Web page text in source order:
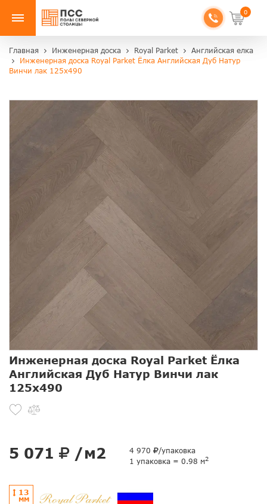
0
Главная Инженерная доска Royal Parket
Английская елка
Инженерная доска Royal Parket Ёлка Английская Дуб Натур
Винчи лак 125х490
Инженерная доска Royal Parket Ёлка
Английская Дуб Натур Винчи лак
125х490
5 071 /м2 4 970
/упаковка
1 упаковка = 0.98 м2
13
ММ